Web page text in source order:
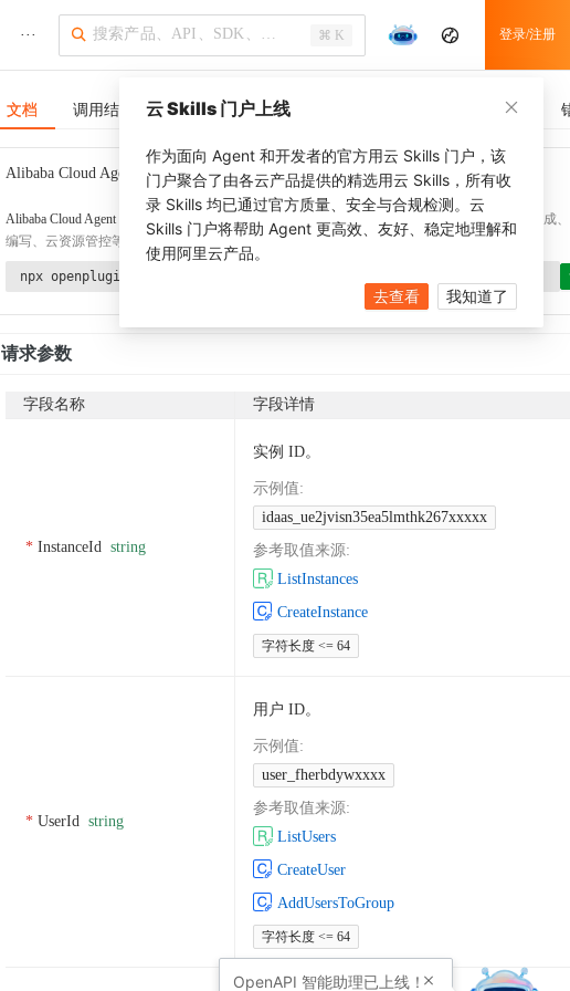
··· ⌘ K 登录/注册
文档 调用结果 SDK 示例 CLI 示例 调用历史
Alibaba Cloud Agent Toolkit 了解更多
Alibaba Cloud Agent Toolkit
提供 Agent 插件、技能、MCP 配置和验证工具，涵盖 SDK 代码生成、
编写、云资源管控等能力。通过 alibabacloud-agent-toolkit-install 技能可快速完成本地配置。
npx openplugin aliyun/alibabacloud-agent-toolkit
请求参数
字段名称 字段详情
InstanceId string
实例 ID。
示例值:
idaas_ue2jvisn35ea5lmthk267xxxxx
参考取值来源:
ListInstances
CreateInstance
字符长度 <= 64
UserId string
用户 ID。
示例值:
user_fherbdywxxxx
参考取值来源:
ListUsers
CreateUser
AddUsersToGroup
字符长度 <= 64
云 Skills 门户上线
作为面向 Agent 和开发者的官方用云 Skills 门户，该
门户聚合了由各云产品提供的精选用云 Skills，所有收
录 Skills 均已通过官方质量、安全与合规检测。云
Skills 门户将帮助 Agent 更高效、友好、稳定地理解和
使用阿里云产品。
去查看 我知道了
OpenAPI 智能助理已上线！